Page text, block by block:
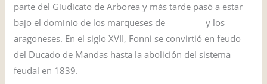
parte del Giudicato de Arborea y más tarde pasó a estar
bajo el dominio de los marqueses de
y los
aragoneses. En el siglo XVII, Fonni se convirtió en feudo
del Ducado de Mandas hasta la abolición del sistema
feudal en 1839.